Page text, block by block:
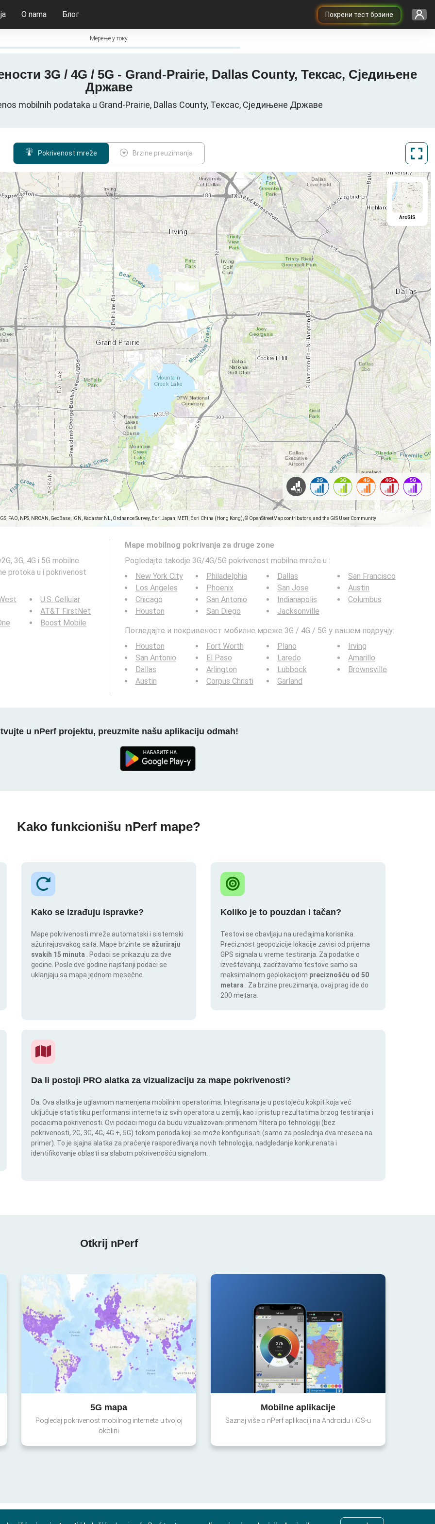
Покрени тест брзине
O nama Блог
Мерење у току
3G / 4G / 5G - Grand-Prairie, Dallas County, Тексас, Сједињене
Државе
mobilnih podataka u Grand-Prairie, Dallas County, Тексас, Сједињене Државе
Pokrivenost mreže Brzine preuzimanja
FAO, NPS, NRCAN, GeoBase, IGN, Kadaster NL, Ordnance Survey, Esri Japan, METI, Esri China (Hong Kong), © OpenStreetMap contributors, and the GIS User Community
ArcGIS
3G, 4G i 5G mobilne
protoka u i pokrivenost
U.S. Cellular
AT&T FirstNet
Boost Mobile
Mape mobilnog pokrivanja za druge zone
Pogledajte takodje 3G/4G/5G pokrivenost mobilne mreže u :
New York City
Los Angeles
Chicago
Houston
Philadelphia
Phoenix
San Antonio
San Diego
Dallas
San Jose
Indianapolis
Jacksonville
San Francisco
Austin
Columbus
Погледајте и покривеност мобилне мреже 3G / 4G / 5G у вашем подручју:
Houston
San Antonio
Dallas
Austin
Fort Worth
El Paso
Arlington
Corpus Christi
Plano
Laredo
Lubbock
Garland
Irving
Amarillo
Brownsville
u nPerf projektu, preuzmite našu aplikaciju odmah!
Kako funkcionišu nPerf mape?
Kako se izrađuju ispravke?
Mape pokrivenosti mreže automatski i sistemski
ažurirajusvakog sata. Mape brzinte se ažuriraju
svakih 15 minuta
. Podaci se prikazuju za dve
godine. Posle dve godine najstariji podaci se
uklanjaju sa mapa jednom mesečno.
Koliko je to pouzdan i tačan?
Testovi se obavljaju na uređajima korisnika.
Preciznost geopozicije lokacije zavisi od prijema
GPS signala u vreme testiranja. Za podatke o
izveštavanju, zadržavamo testove samo sa
maksimalnom geolokacijom preciznošću od 50
metara
. Za brzine preuzimanja, ovaj prag ide do
200 metara.
Da li postoji PRO alatka za vizualizaciju za mape pokrivenosti?
Da. Ova alatka je uglavnom namenjena mobilnim operatorima. Integrisana je u postojeću kokpit koja već
uključuje statistiku performansi interneta iz svih operatora u zemlji, kao i pristup rezultatima brzog testiranja i
podacima pokrivenosti. Ovi podaci mogu da budu vizualizovani primenom filtera po tehnologiji (bez
pokrivenosti, 2G, 3G, 4G, 4G +, 5G) tokom perioda koji se može konfigurisati (samo za poslednja dva meseca na
primer). To je sjajna alatka za praćenje raspoređivanja novih tehnologija, nadgledanje konkurenata i
identifikovanje oblasti sa slabom pokrivenošću signalom.
Otkrij nPerf
5G mapa
Pogledaj pokrivenost mobilnog interneta u tvojoj
okolini
Mobilne aplikacije
Saznaj više o nPerf aplikaciji na Androidu i iOS-u